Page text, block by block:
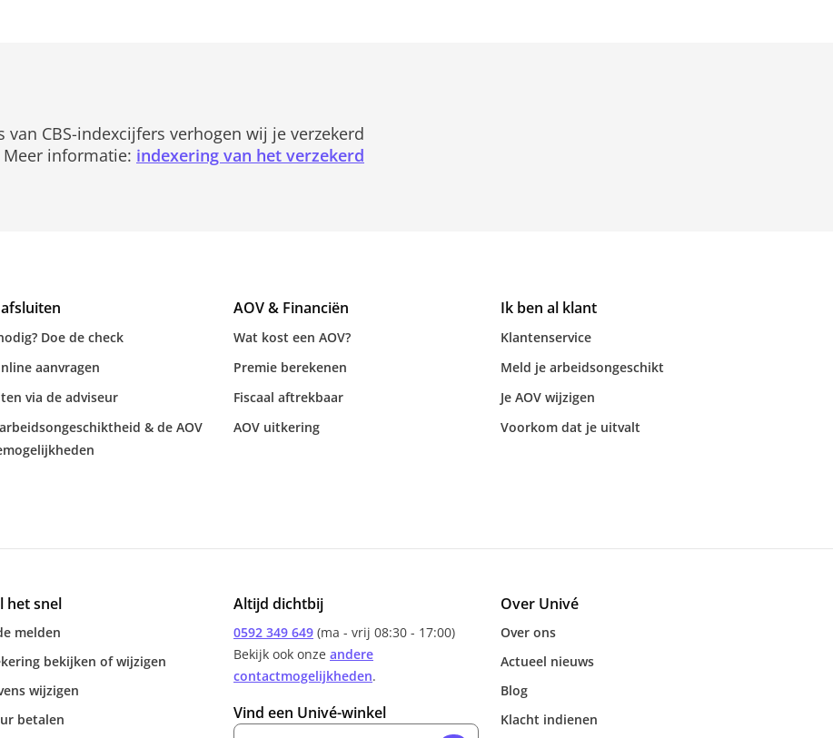
van CBS-indexcijfers verhogen wij je verzekerd
informatie: indexering van het verzekerd
Doe de check
aanvragen
via de adviseur
& de AOV
AOV & Financiën
Wat kost een AOV?
Premie berekenen
Fiscaal aftrekbaar
AOV uitkering
Ik ben al klant
Klantenservice
Meld je arbeidsongeschikt
Je AOV wijzigen
Voorkom dat je uitvalt
het snel
melden
bekijken of wijzigen
wijzigen
betalen
Altijd dichtbij
0592 349 649 (ma - vrij 08:30 - 17:00)
Bekijk ook onze andere
contactmogelijkheden.
Vind een Univé-winkel
Over Univé
Over ons
Actueel nieuws
Blog
Klacht indienen